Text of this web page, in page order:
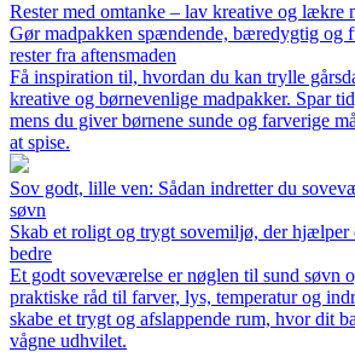
Rester med omtanke – lav kreative og lækre
Gør madpakken spændende, bæredygtig og
rester fra aftensmaden
Få inspiration til, hvordan du kan trylle
kreative og børnevenlige madpakker. Spar
mens du giver børnene sunde og farverige
at spise.
Sov godt, lille ven: Sådan indretter du
søvn
Skab et roligt og trygt sovemiljø, der hjælper
bedre
Et godt soveværelse er nøglen til sund søvn
praktiske råd til farver, lys, temperatur og
skabe et trygt og afslappende rum, hvor dit
vågne udhvilet.